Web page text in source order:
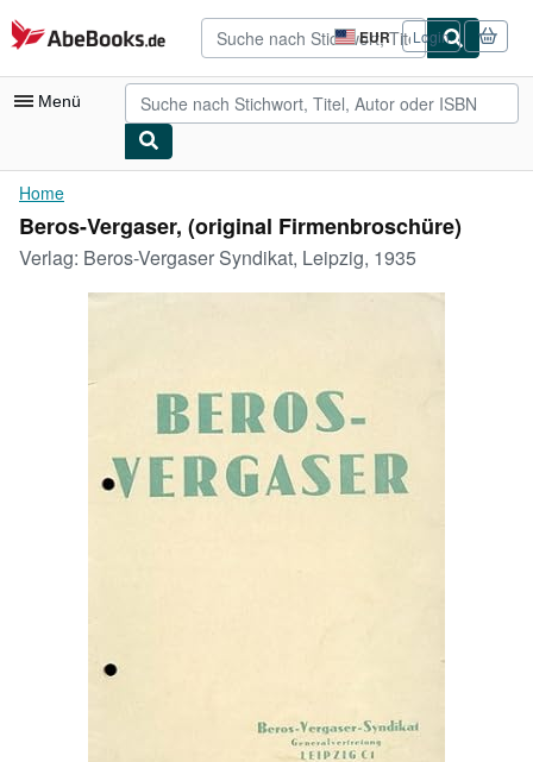
Zum Hauptinhalt
AbeBooks.de EUR
Seite
der
Einkaufseinstellungen.
Login
Menü
Nutzerkonto
Meine Bestellungen
Detailsuche
Kunst & Sammlerstücke
Verkäufer werden
Home
Beros-Vergaser, (original Firmenbroschüre)
Verlag: Beros-Vergaser Syndikat, Leipzig, 1935